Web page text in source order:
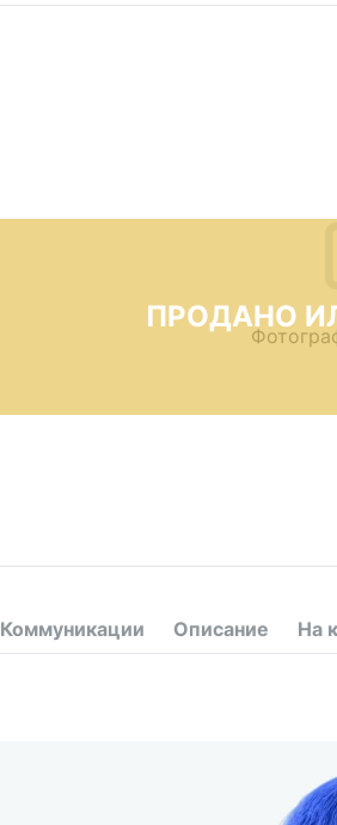
ПРОДАНО
Коммуникации Описание На